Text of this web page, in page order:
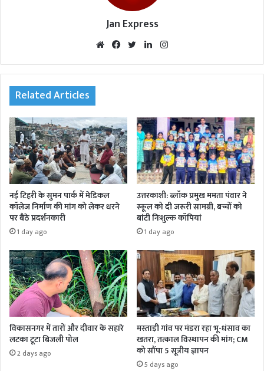
Jan Express
We
te
Fac
oo
Twi
r
Lin
In am
Related Articles
नई टिहरी के सुमन पार्क में मेडिकल
कॉलेज निर्माण की मांग को लेकर धरने
पर बैठे प्रदर्शनकारी
1 day ago
उत्तरकाशी: ब्लॉक प्रमुख ममता पंवार ने
स्कूल को दी जरूरी सामग्री, बच्चों को
बांटी निःशुल्क कॉपियां
1 day ago
विकासनगर में तारों और दीवार के सहारे
लटका टूटा बिजली पोल
2 days ago
मस्ताड़ी गांव पर मंडरा रहा भू-धंसाव का
खतरा, तत्काल विस्थापन की मांग; CM
को सौंपा 5 सूत्रीय ज्ञापन
5 days ago